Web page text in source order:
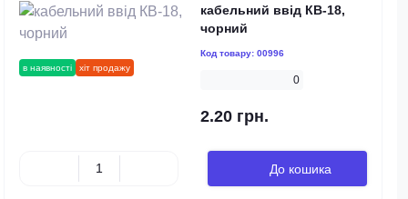
в наявності хіт продажу
кабельний ввід КВ-18,
чорний
Код товару: 00996
0
2.20 грн.
До кошика